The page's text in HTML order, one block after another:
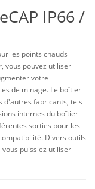
IP66 /
les points chauds
vous pouvez utiliser
votre
de minage. Le boîtier
d'autres fabricants, tels
internes du boîtier
sorties pour les
Divers outils
puissiez utiliser